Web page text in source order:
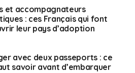
bloquées, fiscalité
de scolarisation. «C’est
de dernier recours
partagé par Lina,
avoue que son quotidien
presque exclusivement
et accompagnateurs
: ces Français qui font
leur pays d’adoption
avec deux passeports : ce
savoir avant d’embarquer